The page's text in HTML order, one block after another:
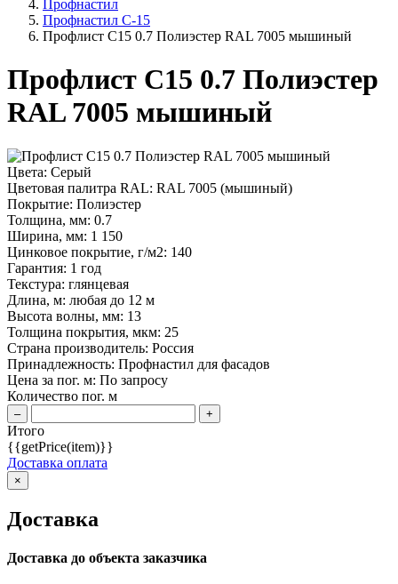
Профнастил
Профнастил C-15
Профлист С15 0.7 Полиэстер RAL 7005 мышиный
Профлист С15 0.7 Полиэстер
RAL 7005 мышиный
Цвета: Серый
Цветовая палитра RAL: RAL 7005 (мышиный)
Покрытие: Полиэстер
Толщина, мм: 0.7
Ширина, мм: 1 150
Цинковое покрытие, г/м2: 140
Гарантия: 1 год
Текстура: глянцевая
Длина, м: любая до 12 м
Высота волны, мм: 13
Толщина покрытия, мкм: 25
Страна производитель: Россия
Принадлежность: Профнастил для фасадов
Цена за пог. м: По запросу
Количество пог. м
– +
Итого
{{getPrice(item)}}
Доставка оплата
×
Доставка
Доставка до объекта заказчика